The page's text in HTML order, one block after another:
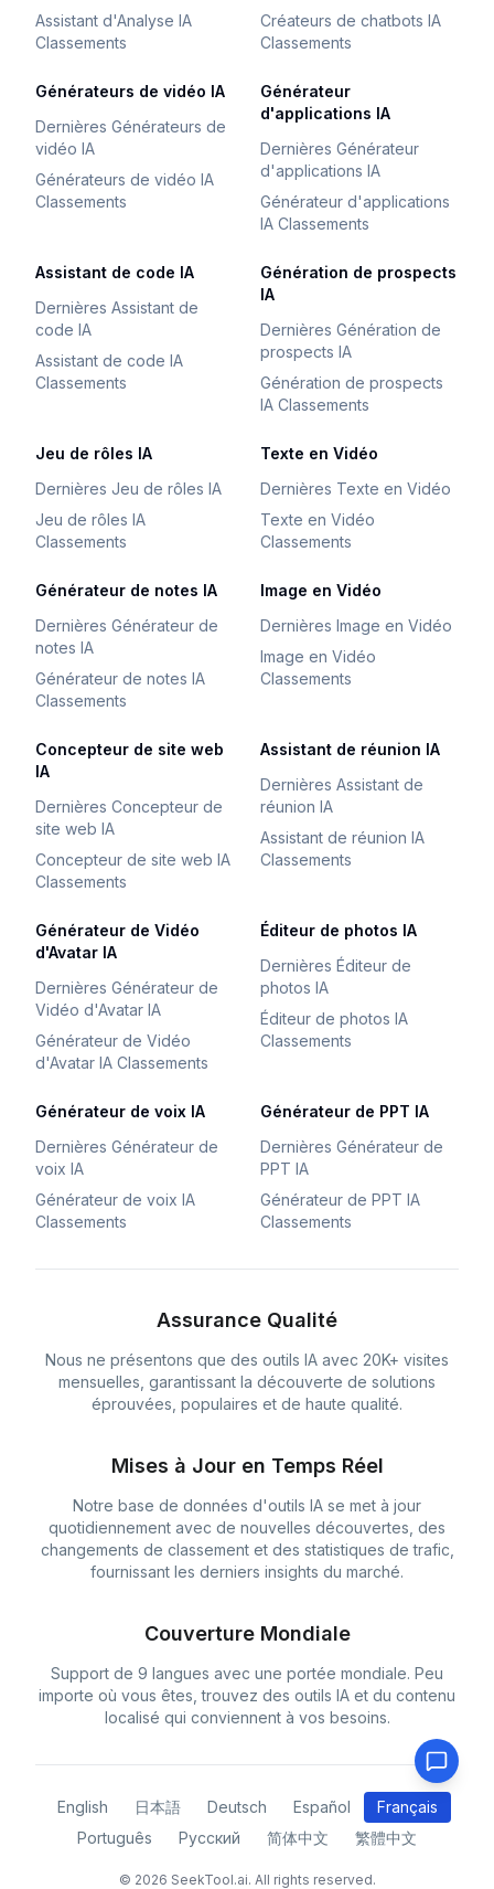
Assistant d'Analyse IA
Classements
Créateurs de chatbots IA
Classements
Générateurs de vidéo IA
Dernières Générateurs de
vidéo IA
Générateurs de vidéo IA
Classements
Générateur
d'applications IA
Dernières Générateur
d'applications IA
Générateur d'applications
IA Classements
Assistant de code IA
Dernières Assistant de
code IA
Assistant de code IA
Classements
Génération de prospects
IA
Dernières Génération de
prospects IA
Génération de prospects
IA Classements
Jeu de rôles IA
Dernières Jeu de rôles IA
Jeu de rôles IA
Classements
Texte en Vidéo
Dernières Texte en Vidéo
Texte en Vidéo
Classements
Générateur de notes IA
Dernières Générateur de
notes IA
Générateur de notes IA
Classements
Image en Vidéo
Dernières Image en Vidéo
Image en Vidéo
Classements
Concepteur de site web
IA
Dernières Concepteur de
site web IA
Concepteur de site web IA
Classements
Assistant de réunion IA
Dernières Assistant de
réunion IA
Assistant de réunion IA
Classements
Générateur de Vidéo
d'Avatar IA
Dernières Générateur de
Vidéo d'Avatar IA
Générateur de Vidéo
d'Avatar IA Classements
Éditeur de photos IA
Dernières Éditeur de
photos IA
Éditeur de photos IA
Classements
Générateur de voix IA
Dernières Générateur de
voix IA
Générateur de voix IA
Classements
Générateur de PPT IA
Dernières Générateur de
PPT IA
Générateur de PPT IA
Classements
Assurance Qualité
Nous ne présentons que des outils IA avec 20K+ visites
mensuelles, garantissant la découverte de solutions
éprouvées, populaires et de haute qualité.
Mises à Jour en Temps Réel
Notre base de données d'outils IA se met à jour
quotidiennement avec de nouvelles découvertes, des
changements de classement et des statistiques de trafic,
fournissant les derniers insights du marché.
Couverture Mondiale
Support de 9 langues avec une portée mondiale. Peu
importe où vous êtes, trouvez des outils IA et du contenu
localisé qui conviennent à vos besoins.
English 日本語 Deutsch Español
Français
Português
Русский 简体中文 繁體中文
© 2026 SeekTool.ai. All rights reserved.